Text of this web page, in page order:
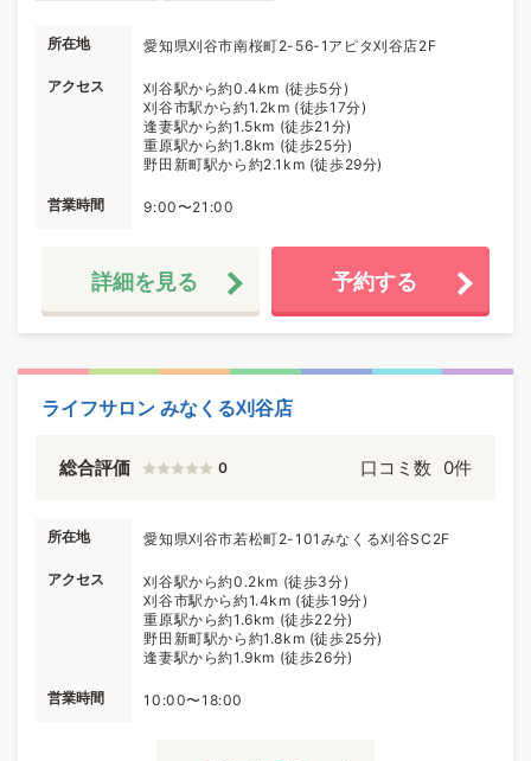
所在地 愛知県刈谷市南桜町2-56-1アピタ刈谷店2F
アクセス
刈谷駅から約0.4km (徒歩5分)
刈谷市駅から約1.2km (徒歩17分)
逢妻駅から約1.5km (徒歩21分)
重原駅から約1.8km (徒歩25分)
野田新町駅から約2.1km (徒歩29分)
営業時間 9:00〜21:00
詳細を見る 予約する
ライフサロン みなくる刈谷店
総合評価 0 口コミ数 0件
所在地 愛知県刈谷市若松町2-101みなくる刈谷SC2F
アクセス
刈谷駅から約0.2km (徒歩3分)
刈谷市駅から約1.4km (徒歩19分)
重原駅から約1.6km (徒歩22分)
野田新町駅から約1.8km (徒歩25分)
逢妻駅から約1.9km (徒歩26分)
営業時間 10:00〜18:00